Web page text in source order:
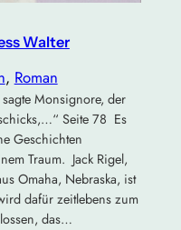
Walter
, Roman
Monsignore, der
Seite 78 Es
Geschichten
Traum. Jack Rigel,
Omaha, Nebraska, ist
dafür zeitlebens zum
das…